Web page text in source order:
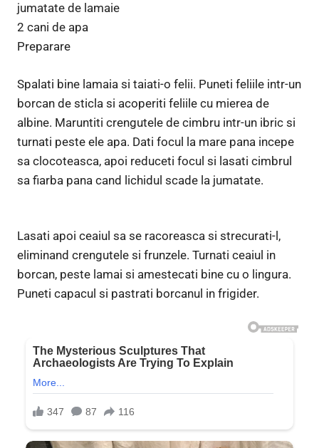
jumatate de lamaie
2 cani de apa
Preparare
Spalati bine lamaia si taiati-o felii. Puneti feliile intr-un
borcan de sticla si acoperiti feliile cu mierea de
albine. Maruntiti crengutele de cimbru intr-un ibric si
turnati peste ele apa. Dati focul la mare pana incepe
sa clocoteasca, apoi reduceti focul si lasati cimbrul
sa fiarba pana cand lichidul scade la jumatate.
Lasati apoi ceaiul sa se racoreasca si strecurati-l,
eliminand crengutele si frunzele. Turnati ceaiul in
borcan, peste lamai si amestecati bine cu o lingura.
Puneti capacul si pastrati borcanul in frigider.